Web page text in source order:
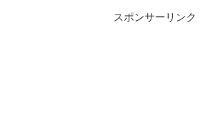
スポンサーリンク